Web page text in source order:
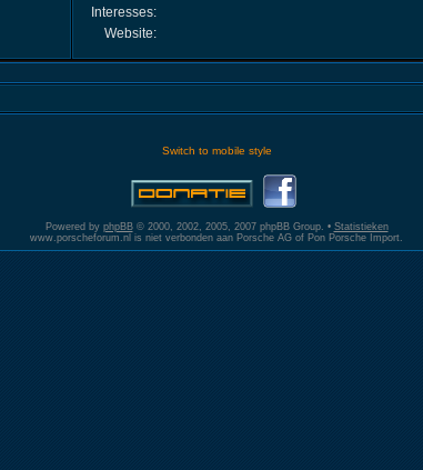
Interesses:
Website:
Switch to mobile style
Powered by phpBB© 2000, 2002, 2005, 2007 phpBB Group. • Statistieken
www.porscheforum.nl is niet verbonden aan Porsche AG of Pon Porsche Import.